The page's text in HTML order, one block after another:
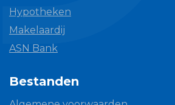
Hypotheken
Makelaardij
ASN Bank
Bestanden